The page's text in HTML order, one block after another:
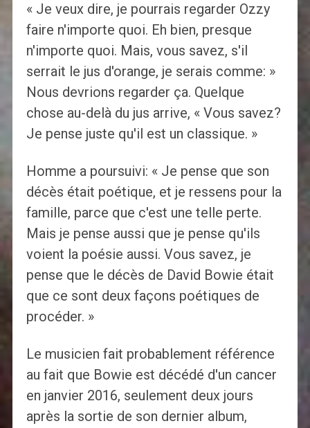
« Je veux dire, je pourrais regarder Ozzy
faire n'importe quoi. Eh bien, presque
n'importe quoi. Mais, vous savez, s'il
serrait le jus d'orange, je serais comme: »
Nous devrions regarder ça. Quelque
chose au-delà du jus arrive, « Vous savez?
Je pense juste qu'il est un classique. »
Homme a poursuivi: « Je pense que son
décès était poétique, et je ressens pour la
famille, parce que c'est une telle perte.
Mais je pense aussi que je pense qu'ils
voient la poésie aussi. Vous savez, je
pense que le décès de David Bowie était
que ce sont deux façons poétiques de
procéder. »
Le musicien fait probablement référence
au fait que Bowie est décédé d'un cancer
en janvier 2016, seulement deux jours
après la sortie de son dernier album,